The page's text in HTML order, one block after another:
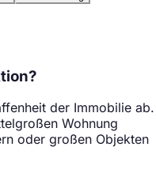
der Immobilie ab.
Wohnung
oder großen Objekten